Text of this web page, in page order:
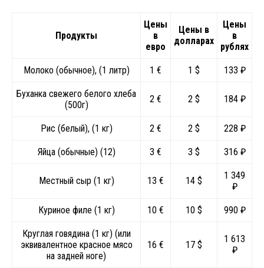
Продукты
Цены
в
евро
Цены в
долларах
Цены
в
рублях
Молоко (обычное), (1 литр) 1 € 1 $ 133 ₽
Буханка свежего белого хлеба
(500г)
2 € 2 $ 184 ₽
Рис (белый), (1 кг) 2 € 2 $ 228 ₽
Яйца (обычные) (12) 3 € 3 $ 316 ₽
Местный сыр (1 кг) 13 € 14 $
1 349
₽
Куриное филе (1 кг) 10 € 10 $ 990 ₽
Круглая говядина (1 кг) (или
эквивалентное красное мясо
на задней ноге)
16 € 17 $
1 613
₽